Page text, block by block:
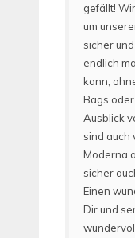
gefällt!
um
sicher
endlich
kann,
Bags
Ausblick
sind auch
Moderna
sicher
Einen
Dir und